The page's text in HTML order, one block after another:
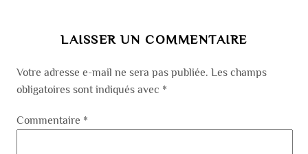
LAISSER UN COMMENTAIRE
Votre adresse e-mail ne sera pas publiée. Les champs
obligatoires sont indiqués avec *
Commentaire *